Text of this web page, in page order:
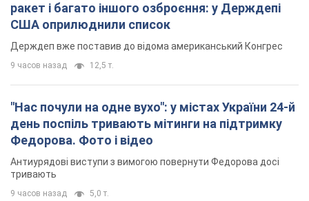
ракет і багато іншого озброєння: у Держдепі
США оприлюднили список
Держдеп вже поставив до відома американський Конгрес
9 часов назад 12,5 т.
"Нас почули на одне вухо": у містах України 24-й
день поспіль тривають мітинги на підтримку
Федорова. Фото і відео
Антиурядові виступи з вимогою повернути Федорова досі
тривають
9 часов назад 5,0 т.